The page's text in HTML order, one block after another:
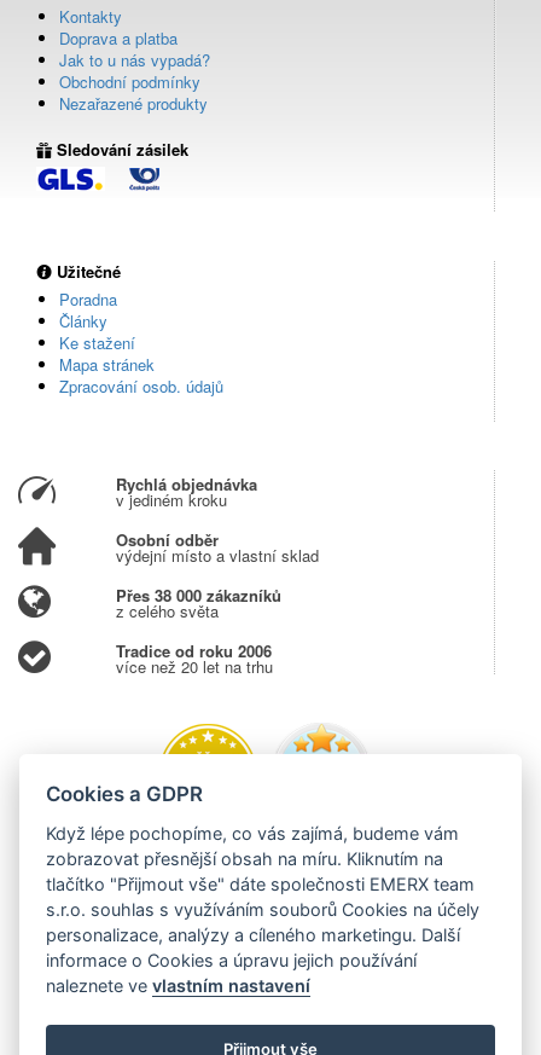
Kontakty
Doprava a platba
Jak to u nás vypadá?
Obchodní podmínky
Nezařazené produkty
Sledování zásilek
Užitečné
Poradna
Články
Ke stažení
Mapa stránek
Zpracování osob. údajů
Rychlá objednávka
v jediném kroku
Osobní odběr
výdejní místo a vlastní sklad
Přes 38 000 zákazníků
z celého světa
Tradice od roku 2006
více než 20 let na trhu
Cookies a GDPR
Když lépe pochopíme, co vás zajímá, budeme vám
zobrazovat přesnější obsah na míru. Kliknutím na
tlačítko "Přijmout vše" dáte společnosti EMERX team
s.r.o. souhlas s využíváním souborů Cookies na účely
personalizace, analýzy a cíleného marketingu. Další
informace o Cookies a úpravu jejich používání
naleznete vevlastním nastavení
Přijmout vše